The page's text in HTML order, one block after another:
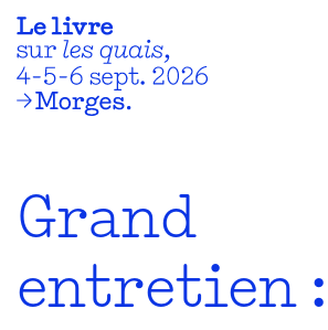
Grand
entretien :